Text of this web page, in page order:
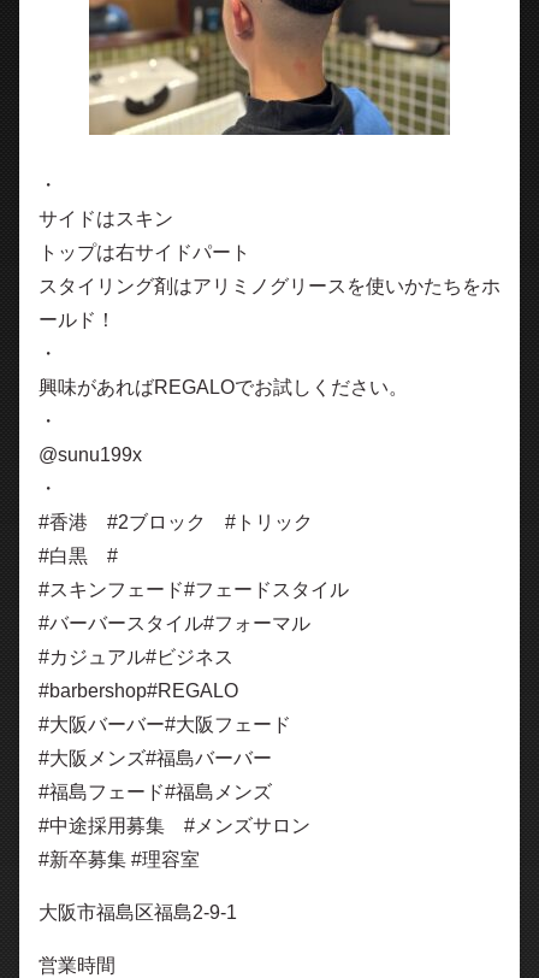
・
サイドはスキン
トップは右サイドパート
スタイリング剤はアリミノグリースを使いかたちをホ
ールド！
・
興味があればREGALOでお試しください。
・
@sunu199x
・
#香港 #2ブロック #トリック
#白黒 #
#スキンフェード#フェードスタイル
#バーバースタイル#フォーマル
#カジュアル#ビジネス
#barbershop#REGALO
#大阪バーバー#大阪フェード
#大阪メンズ#福島バーバー
#福島フェード#福島メンズ
#中途採用募集 #メンズサロン
#新卒募集 #理容室
大阪市福島区福島2-9-1
営業時間